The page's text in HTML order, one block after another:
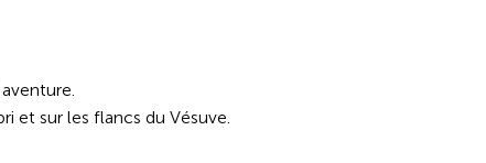
et sur les flancs du Vésuve.